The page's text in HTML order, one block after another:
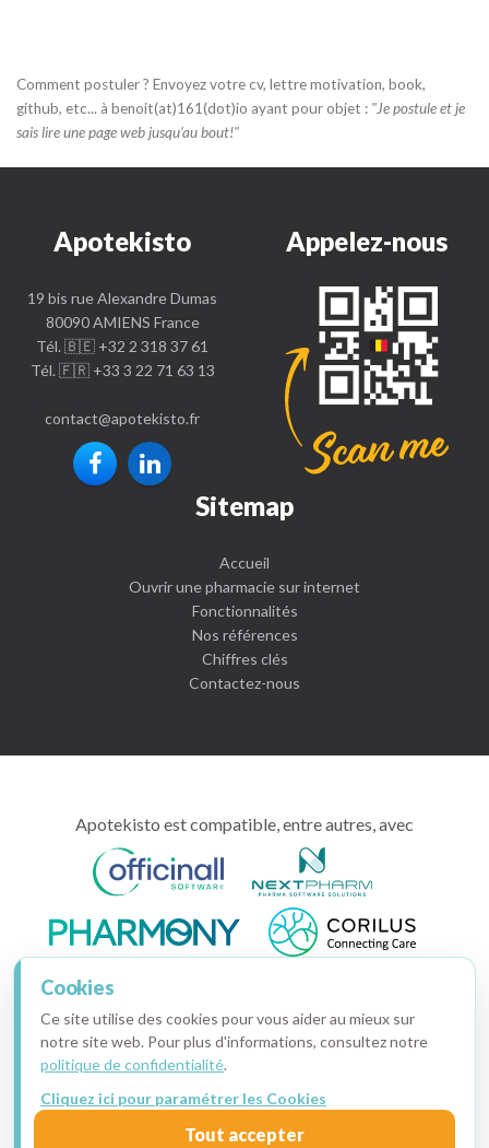
Comment postuler ? Envoyez votre cv, lettre motivation, book,
github, etc... à benoit(at)161(dot)io ayant pour objet : "Je postule et je
sais lire une page web jusqu’au bout!"
Apotekisto
19 bis rue Alexandre Dumas
80090 AMIENS France
Tél. 🇧🇪 +32 2 318 37 61
Tél. 🇫🇷 +33 3 22 71 63 13
contact@apotekisto.fr
Appelez-nous
Sitemap
Accueil
Ouvrir une pharmacie sur internet
Fonctionnalités
Nos références
Chiffres clés
Contactez-nous
Apotekisto est compatible, entre autres, avec
Copyright © 2015-2026 · Apotekisto, pharmacie en ligne
Cookies
Ce site utilise des cookies pour vous aider au mieux sur
notre site web. Pour plus d'informations, consultez notre
politique de confidentialité.
Cliquez ici pour paramétrer les Cookies
Tout accepter